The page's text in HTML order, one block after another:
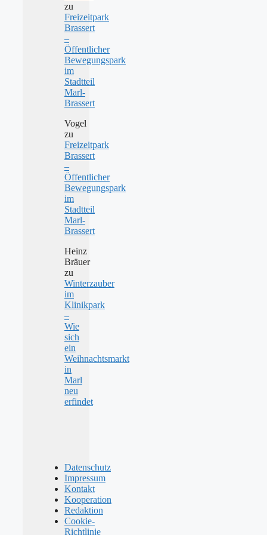
zu
Freizeitpark
Brassert
–
Öffentlicher
Bewegungspark
im
Stadtteil
Marl-
Brassert
Vogel
zu
Freizeitpark
Brassert
–
Öffentlicher
Bewegungspark
im
Stadtteil
Marl-
Brassert
Heinz
Bräuer
zu
Winterzauber
im
Klinikpark
–
Wie
sich
ein
Weihnachtsmarkt
in
Marl
neu
erfindet
Datenschutz
Impressum
Kontakt
Kooperation
Redaktion
Cookie-
Richtlinie